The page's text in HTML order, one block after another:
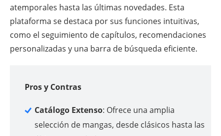
atemporales hasta las últimas novedades. Esta
plataforma se destaca por sus funciones intuitivas,
como el seguimiento de capítulos, recomendaciones
personalizadas y una barra de búsqueda eficiente.
Pros y Contras
Catálogo Extenso: Ofrece una amplia
selección de mangas, desde clásicos hasta las